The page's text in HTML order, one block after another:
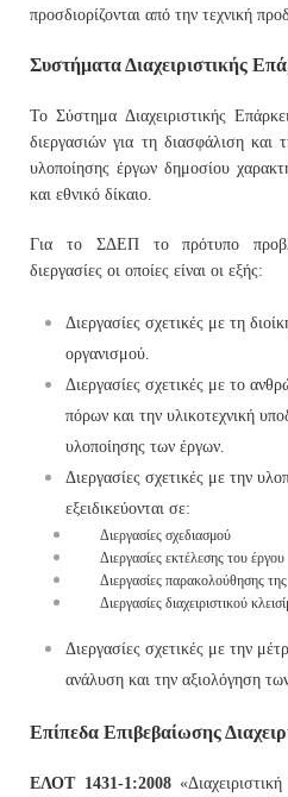
προσδιορίζονται από την τεχνική
Συστήματα Διαχειριστικής
To Σύστημα Διαχειριστικής
διεργασιών για τη διασφάλιση και
υλοποίησης έργων δημοσίου
και εθνικό δίκαιο.
Για το ΣΔΕΠ το πρότυπο
διεργασίες οι οποίες είναι οι εξής:
Διεργασίες σχετικές με τη
οργανισμού.
Διεργασίες σχετικές με το
πόρων και την υλικοτεχνική
υλοποίησης των έργων.
Διεργασίες σχετικές με την
εξειδικεύονται σε:
Διεργασίες σχεδιασμού
Διεργασίες εκτέλεσης του έργου
Διεργασίες παρακολούθησης
Διεργασίες διαχειριστικού
Διεργασίες σχετικές με την
ανάλυση και την αξιολόγηση
Επίπεδα Επιβεβαίωσης
ΕΛΟΤ 1431-1:2008